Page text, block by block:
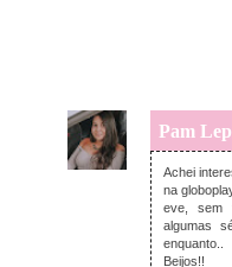
Pam
Achei
na
eve, sem
algumas
enquanto..
Beijos!!